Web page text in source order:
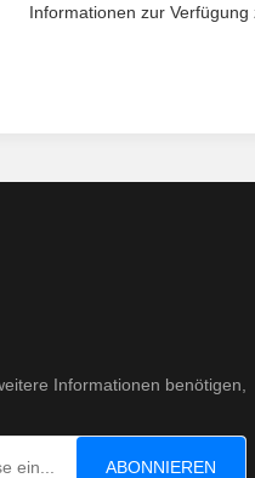
Informationen zur
Informationen benötigen,
ABONNIEREN